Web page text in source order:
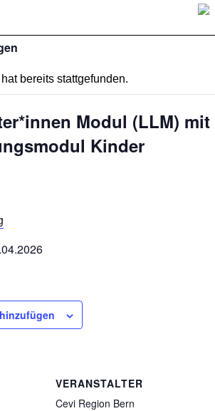
bereits stattgefunden.
Modul (LLM) mit
Kinder
VERANSTALTER
Cevi Region Bern